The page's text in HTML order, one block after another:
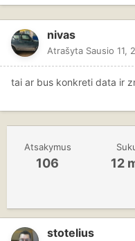
nivas
Atrašyta Sausio 11,
tai ar bus konkreti data ir
Atsakymus
106 12
stotelius